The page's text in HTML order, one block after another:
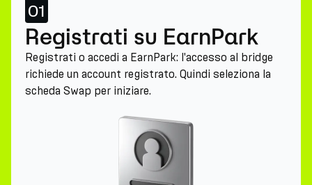
01
Registrati su EarnPark
Registrati o accedi a EarnPark: l'accesso al bridge
richiede un account registrato. Quindi seleziona la
scheda Swap per iniziare.